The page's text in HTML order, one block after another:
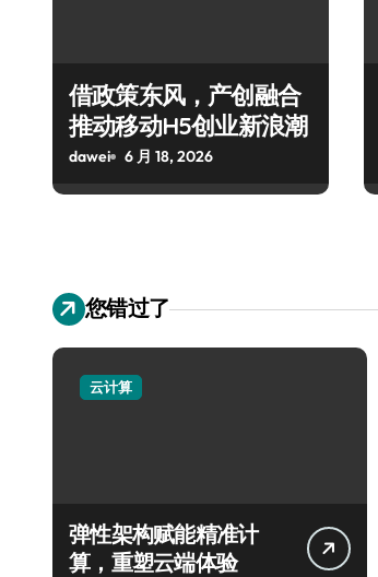
借政策东风，产创融合
推动移动H5创业新浪潮
dawei 6 月 18, 2026
您错过了
云计算
弹性架构赋能精准计
算，重塑云端体验